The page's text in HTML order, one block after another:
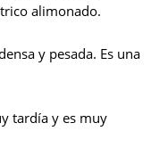
alimonado.
y pesada. Es una
tardía y es muy